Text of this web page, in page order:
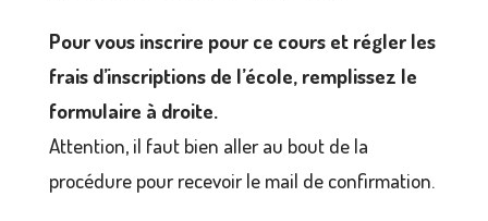
Pour vous inscrire pour ce cours et régler les
frais d’inscriptions de l’école, remplissez le
formulaire à droite.
Attention, il faut bien aller au bout de la
procédure pour recevoir le mail de confirmation.